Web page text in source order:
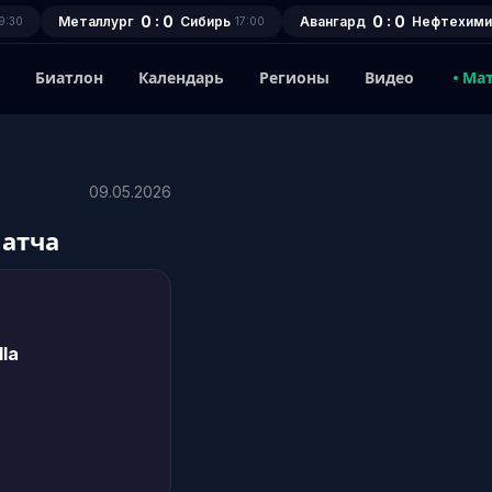
Металлург 0 : 0 Сибирь 17:00 Авангард 0 : 0
Биатлон Календарь Регионы Видео
09.05.2026